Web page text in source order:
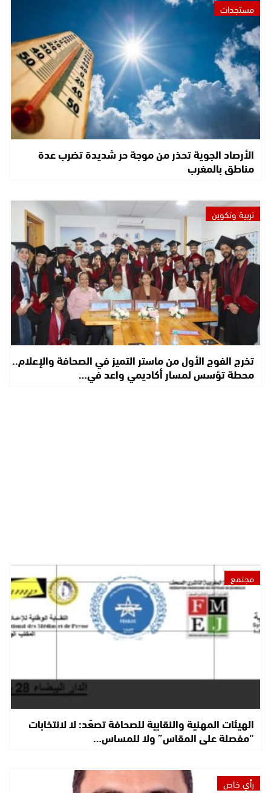
مستجدات
الأرصاد الجوية تحذر من موجة حر شديدة تضرب عدة
مناطق بالمغرب
تربية وتكوين
تخرج الفوج الأول من ماستر التميز في الصحافة والإعلام..
محطة تؤسس لمسار أكاديمي واعد في…
مجتمع
الهيئات المهنية والنقابية للصحافة تصعّد: لا لانتخابات
“مفصلة على المقاس” ولا للمساس…
رأي خاص